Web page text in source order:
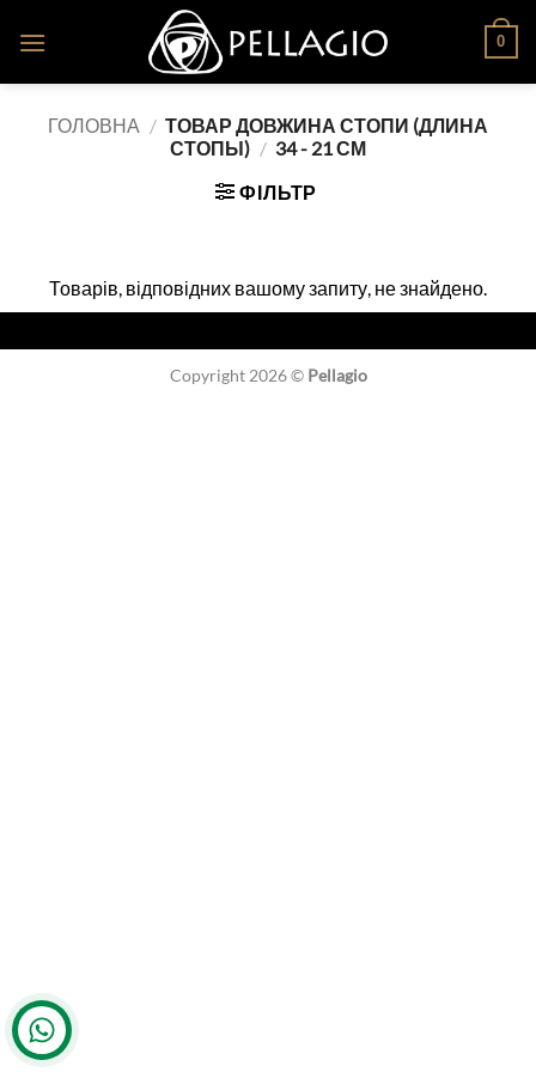
0
ГОЛОВНА / ТОВАР ДОВЖИНА СТОПИ (ДЛИНА
СТОПЫ) / 34 - 21 СМ
ФІЛЬТР
Товарів, відповідних вашому запиту, не знайдено.
Copyright 2026 © Pellagio